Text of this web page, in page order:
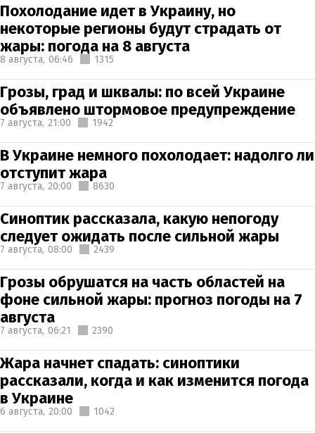
Похолодание идет в Украину, но
некоторые регионы будут страдать от
жары: погода на 8 августа
8 августа, 06:46 1315
Грозы, град и шквалы: по всей Украине
объявлено штормовое предупреждение
7 августа, 21:00 1942
В Украине немного похолодает: надолго ли
отступит жара
7 августа, 20:00 8630
Синоптик рассказала, какую непогоду
следует ожидать после сильной жары
7 августа, 08:00 2439
Грозы обрушатся на часть областей на
фоне сильной жары: прогноз погоды на 7
августа
7 августа, 06:21 2390
Жара начнет спадать: синоптики
рассказали, когда и как изменится погода
в Украине
6 августа, 20:00 1042